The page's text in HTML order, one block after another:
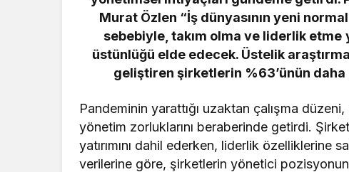
Murat Özlen “İş dünyasının yeni
sebebiyle, takım olma ve liderlik
üstünlüğü elde edecek. Üstelik
geliştiren şirketlerin %63’ünün
Pandeminin yarattığı uzaktan çalışma
yönetim zorluklarını beraberinde getirdi.
yatırımını dahil ederken, liderlik özelliklerine
verilerine göre, şirketlerin yönetici